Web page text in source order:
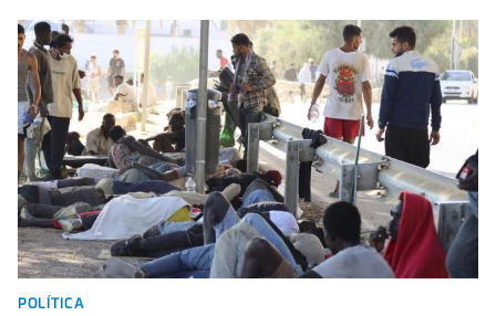
POLÍTICA